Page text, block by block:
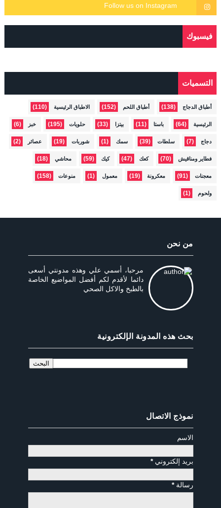
فيسبوك
التسميات
أطباق الدجاج (138) أطباق اللحم (152) الاطباق الرئيسية (110)
الرئيسية (64) باستا (11) بيتزا (33) حلويات (195) خبز (6)
دجاج (7) سلطات (39) سمك (1) شوربات (19) عصائر (2)
فطاير ومناقيش (70) كعك (47) كيك (59) محاشي (18)
معجنات (91) معكرونة (19) معمول (1) منوعات (158)
ولحوم (1)
من نحن
مرحبا، أسمي علي وهذه مدونتي أسعى
دائما لأقدم لكم أفضل المواضيع الخاصة
بالطبخ والاكل الصحي
بحث هذه المدونة الإلكترونية
نموذج الاتصال
الاسم
بريد إلكتروني*
رسالة*